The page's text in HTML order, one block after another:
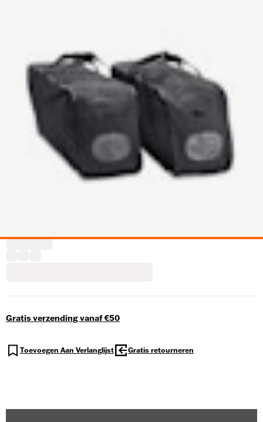
Gratis verzending vanaf €50
Toevoegen Aan Verlanglijst Gratis retourneren